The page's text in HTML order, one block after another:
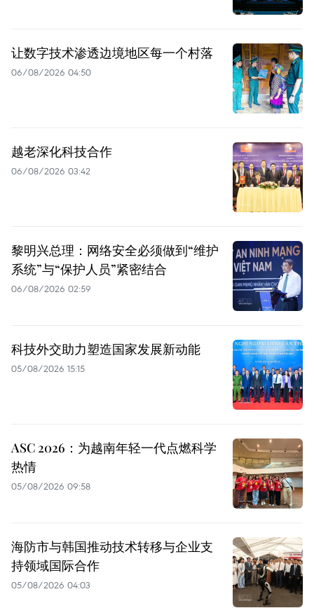
让数字技术渗透边境地区每一个村落
06/08/2026 04:50
越老深化科技合作
06/08/2026 03:42
黎明兴总理：网络安全必须做到“维护
系统”与“保护人员”紧密结合
06/08/2026 02:59
科技外交助力塑造国家发展新动能
05/08/2026 15:15
ASC 2026：为越南年轻一代点燃科学
热情
05/08/2026 09:58
海防市与韩国推动技术转移与企业支
持领域国际合作
05/08/2026 04:03